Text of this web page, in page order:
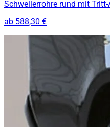
Schwellerrohre rund mit
ab 588,30 €